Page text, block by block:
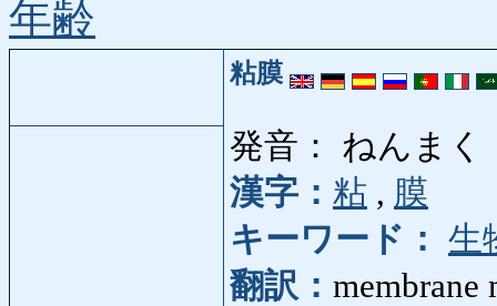
年齢
粘膜
発音： ねんまく
漢字： 粘 , 膜
キーワード： 生
翻訳： membrane